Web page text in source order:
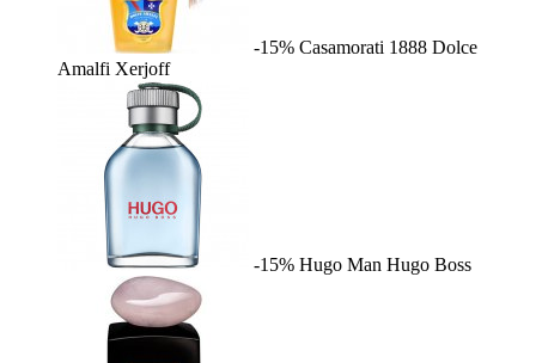
-15% Casamorati 1888 Dolce
Amalfi Xerjoff
-15% Hugo Man Hugo Boss